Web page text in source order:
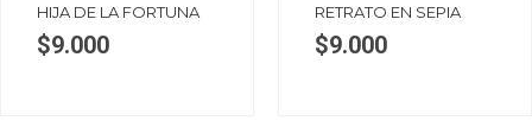
HIJA DE LA FORTUNA
$9.000
RETRATO EN SEPIA
$9.000